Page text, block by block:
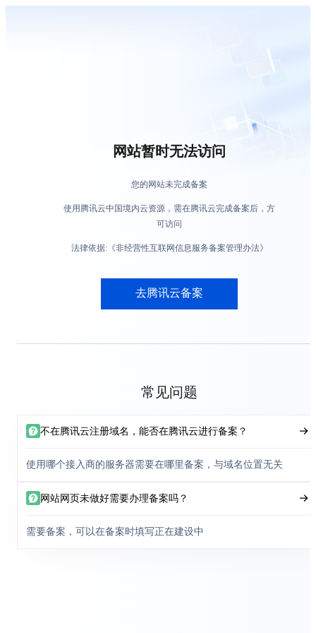
网站暂时无法访问
您的网站未完成备案
使用腾讯云中国境内云资源，需在腾讯云完成备案后，方
可访问
法律依据:《非经营性互联网信息服务备案管理办法》
去腾讯云备案
常见问题
不在腾讯云注册域名，能否在腾讯云进行备案？
使用哪个接入商的服务器需要在哪里备案，与域名位置无关
网站网页未做好需要办理备案吗？
需要备案，可以在备案时填写正在建设中